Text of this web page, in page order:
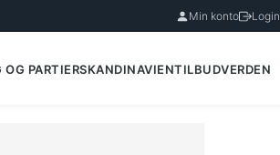
Min konto Login
PARTIERSKANDINAVIENTILBUDVERDEN